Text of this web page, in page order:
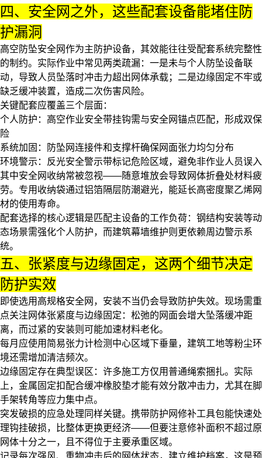
四、安全网之外，这些配套设备能堵住防
护漏洞
高空防坠安全网作为主防护设备，其效能往往受配套系统完整性
的制约。实际作业中常见两类疏漏：一是未与个人防坠设备联
动，导致人员坠落时冲击力超出网体承载；二是边缘固定不牢或
缺乏缓冲装置，造成二次伤害风险。
关键配套应覆盖三个层面：
个人防护： 高空作业安全带挂钩需与安全网锚点匹配，形成双保
险
系统加固：
防坠网连接件和支撑杆确保网面张力均匀分布
环境警示：
反光安全警示带标记危险区域，避免非作业人员误入
其中安全网收纳常被忽视——随意堆放会导致网体折叠处材料疲
劳。专用收纳袋通过铝箔隔层防潮避光，能延长高密度聚乙烯网
材的使用寿命。
配套选择的核心逻辑是匹配主设备的工作负荷：钢结构安装等动
态场景需强化个人防护，而建筑幕墙维护则更依赖周边警示系
统。
五、张紧度与边缘固定，这两个细节决定
防护实效
即使选用高规格安全网，安装不当仍会导致防护失效。现场需重
点关注网体张紧度与边缘固定：松弛的网面会增大坠落缓冲距
离，而过紧的安装则可能加速材料老化。
每月应使用简易张力计检测中心区域下垂量，建筑工地等粉尘环
境还需增加清洁频次。
边缘固定存在典型误区：许多施工方仅用普通绳索捆扎。实际
上，金属固定扣配合缓冲橡胶垫才能有效分散冲击力，尤其在脚
手架转角等应力集中点。
突发破损的应急处理同样关键。携带防护网修补工具包能快速处
理钩挂破损，比整体更换更经济——但要注意修补面积不超过原
网体十分之一，且不得位于主要承重区域。
记录每次强风、重物冲击后的网体状态，建立维护档案，这是预